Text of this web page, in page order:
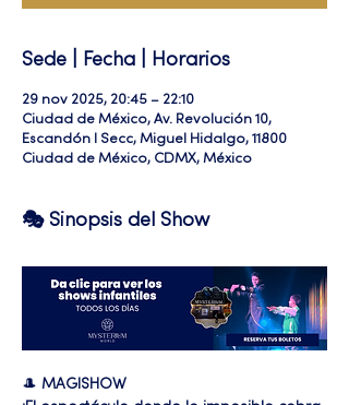
Sede | Fecha | Horarios
29 nov 2025, 20:45 – 22:10
Ciudad de México, Av. Revolución 10,
Escandón I Secc, Miguel Hidalgo, 11800
Ciudad de México, CDMX, México
🎭 Sinopsis del Show
🎩 MAGISHOW